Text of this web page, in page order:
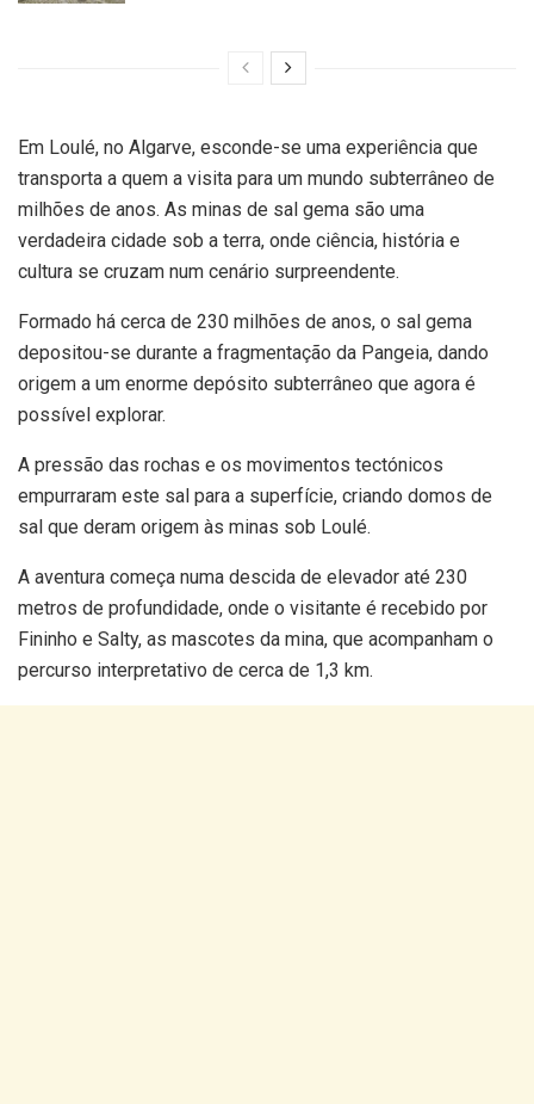
Em Loulé, no Algarve, esconde-se uma experiência que
transporta a quem a visita para um mundo subterrâneo de
milhões de anos. As minas de sal gema são uma
verdadeira cidade sob a terra, onde ciência, história e
cultura se cruzam num cenário surpreendente.
Formado há cerca de 230 milhões de anos, o sal gema
depositou-se durante a fragmentação da Pangeia, dando
origem a um enorme depósito subterrâneo que agora é
possível explorar.
A pressão das rochas e os movimentos tectónicos
empurraram este sal para a superfície, criando domos de
sal que deram origem às minas sob Loulé.
A aventura começa numa descida de elevador até 230
metros de profundidade, onde o visitante é recebido por
Fininho e Salty, as mascotes da mina, que acompanham o
percurso interpretativo de cerca de 1,3 km.